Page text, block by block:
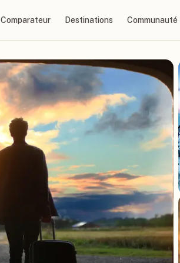
Comparateur Destinations Communauté